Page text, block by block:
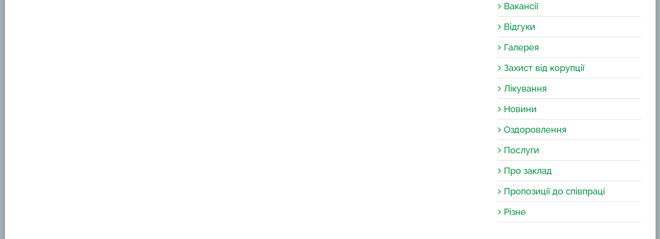
Вакансії
Відгуки
Галерея
Захист від корупції
Лікування
Новини
Оздоровлення
Послуги
Про заклад
Пропозиції до співпраці
Різне